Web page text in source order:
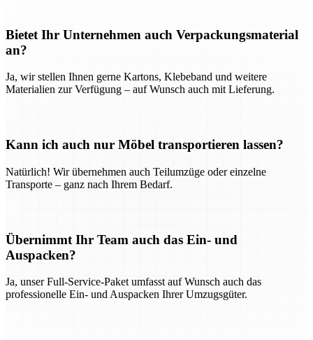
Bietet Ihr Unternehmen auch Verpackungsmaterial
an?
Ja, wir stellen Ihnen gerne Kartons, Klebeband und weitere
Materialien zur Verfügung – auf Wunsch auch mit Lieferung.
Kann ich auch nur Möbel transportieren lassen?
Natürlich! Wir übernehmen auch Teilumzüge oder einzelne
Transporte – ganz nach Ihrem Bedarf.
Übernimmt Ihr Team auch das Ein- und
Auspacken?
Ja, unser Full-Service-Paket umfasst auf Wunsch auch das
professionelle Ein- und Auspacken Ihrer Umzugsgüter.